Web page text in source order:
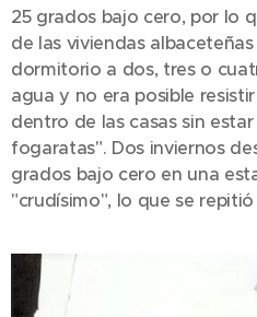
25 grados bajo cero, por lo
de las viviendas
dormitorio a dos, tres o
agua y no era posible
dentro de las casas sin
fogaratas". Dos inviernos
grados bajo cero en una
"crudísimo", lo que se